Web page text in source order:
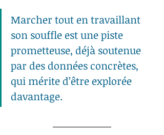
Marcher tout en travaillant
son souffle est une piste
prometteuse, déjà soutenue
par des données concrètes,
qui mérite d’être explorée
davantage.